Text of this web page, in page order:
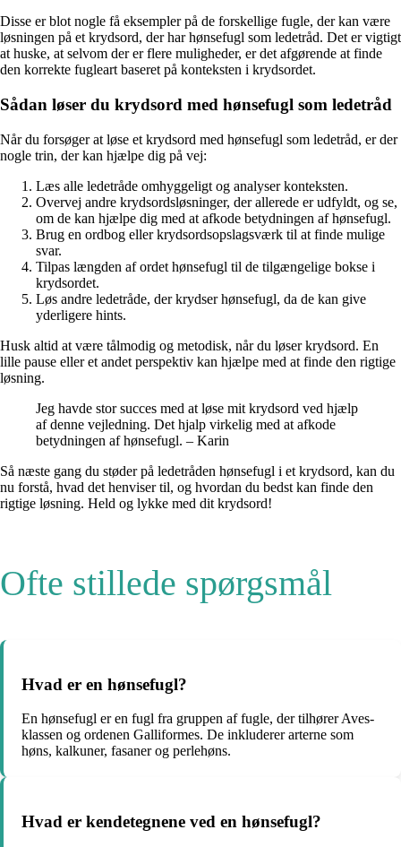
Disse er blot nogle få eksempler på de forskellige fugle, der kan være
løsningen på et krydsord, der har hønsefugl som ledetråd. Det er vigtigt
at huske, at selvom der er flere muligheder, er det afgørende at finde
den korrekte fugleart baseret på konteksten i krydsordet.
Sådan løser du krydsord med hønsefugl som ledetråd
Når du forsøger at løse et krydsord med hønsefugl som ledetråd, er der
nogle trin, der kan hjælpe dig på vej:
Læs alle ledetråde omhyggeligt og analyser konteksten.
Overvej andre krydsordsløsninger, der allerede er udfyldt, og se,
om de kan hjælpe dig med at afkode betydningen af hønsefugl.
Brug en ordbog eller krydsordsopslagsværk til at finde mulige
svar.
Tilpas længden af ​​ordet hønsefugl til de tilgængelige bokse i
krydsordet.
Løs andre ledetråde, der krydser hønsefugl, da de kan give
yderligere hints.
Husk altid at være tålmodig og metodisk, når du løser krydsord. En
lille pause eller et andet perspektiv kan hjælpe med at finde den rigtige
løsning.
Jeg havde stor succes med at løse mit krydsord ved hjælp
af denne vejledning. Det hjalp virkelig med at afkode
betydningen af hønsefugl. – Karin
Så næste gang du støder på ledetråden hønsefugl i et krydsord, kan du
nu forstå, hvad det henviser til, og hvordan du bedst kan finde den
rigtige løsning. Held og lykke med dit krydsord!
Ofte stillede spørgsmål
Hvad er en hønsefugl?
En hønsefugl er en fugl fra gruppen af ​​fugle, der tilhører Aves-
klassen og ordenen Galliformes. De inkluderer arterne som
høns, kalkuner, fasaner og perlehøns.
Hvad er kendetegnene ved en hønsefugl?